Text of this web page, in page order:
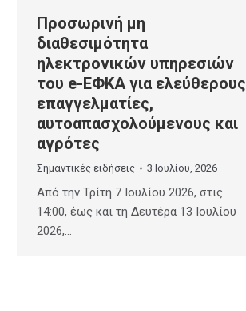
Προσωρινή μη
διαθεσιμότητα
ηλεκτρονικών υπηρεσιών
του e-ΕΦΚΑ για ελεύθερους
επαγγελματίες,
αυτοαπασχολούμενους και
αγρότες
Σημαντικές ειδήσεις 3 Ιουλίου, 2026
Από την Τρίτη 7 Ιουλίου 2026, στις
14:00, έως και τη Δευτέρα 13 Ιουλίου
2026,…